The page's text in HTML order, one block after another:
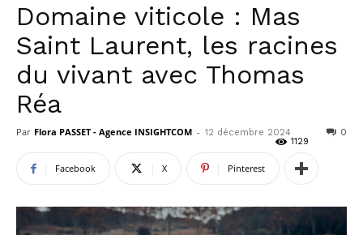
Domaine viticole : Mas
Saint Laurent, les racines
du vivant avec Thomas
Réa
Par Flora PASSET - Agence INSIGHTCOM - 12 décembre 2024
0
1129
Facebook X Pinterest